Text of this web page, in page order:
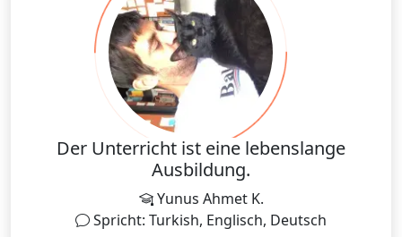
Der Unterricht ist eine lebenslange
Ausbildung.
Yunus Ahmet K.
Spricht: Turkish, Englisch, Deutsch